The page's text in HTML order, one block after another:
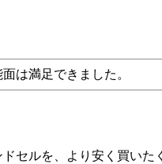
は満足できました。
セルを、より安く買い